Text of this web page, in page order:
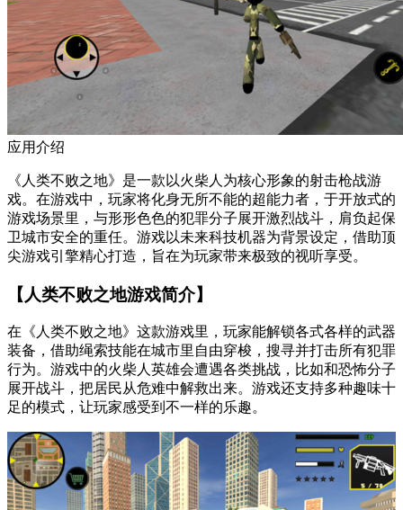
应用介绍
《人类不败之地》是一款以火柴人为核心形象的射击枪战游
戏。在游戏中，玩家将化身无所不能的超能力者，于开放式的
游戏场景里，与形形色色的犯罪分子展开激烈战斗，肩负起保
卫城市安全的重任。游戏以未来科技机器为背景设定，借助顶
尖游戏引擎精心打造，旨在为玩家带来极致的视听享受。
【人类不败之地游戏简介】
在《人类不败之地》这款游戏里，玩家能解锁各式各样的武器
装备，借助绳索技能在城市里自由穿梭，搜寻并打击所有犯罪
行为。游戏中的火柴人英雄会遭遇各类挑战，比如和恐怖分子
展开战斗，把居民从危难中解救出来。游戏还支持多种趣味十
足的模式，让玩家感受到不一样的乐趣。